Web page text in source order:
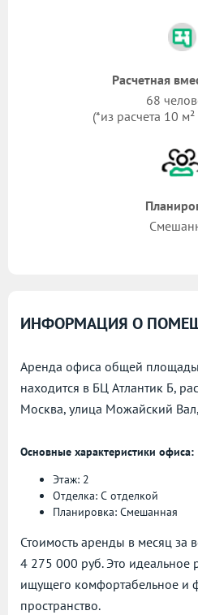
Расчетная
68
(*из расчета 10
ИНФОРМАЦИЯ О
Аренда офиса общей
находится в БЦ Атлантик Б,
Москва, улица Можайский
Основные характеристики офиса:
Этаж: 2
Отделка: С отделкой
Планировка: Смешанная
Стоимость аренды в месяц за
4 275 000 руб. Это идеальное
ищущего комфортабельное и
пространство.